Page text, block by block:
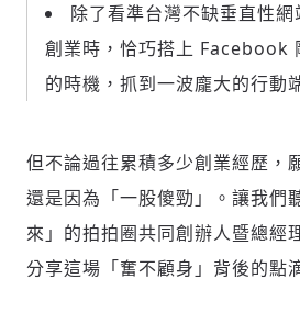
除了看準台灣不缺垂直性
創業時，恰巧搭上 Facebook
的時機，抓到一波龐大的行動
但不論過往累積多少創業經歷，
還是因為「一股傻勁」。讓我們
來」的拍拍圈共同創辦人暨總經
分享這場「奮不顧身」背後的點